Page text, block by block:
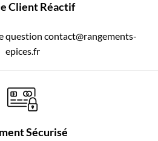
Client Réactif
question contact@rangements-
epices.fr
Sécurisé